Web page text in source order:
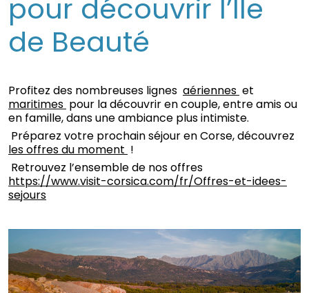
pour découvrir l’Île
de Beauté
Profitez des nombreuses lignes aériennes et
maritimes pour la découvrir en couple, entre amis ou
en famille, dans une ambiance plus intimiste.
Préparez votre prochain séjour en Corse, découvrez
les offres du moment !
Retrouvez l’ensemble de nos offres
https://www.visit-corsica.com/fr/Offres-et-idees-
sejours